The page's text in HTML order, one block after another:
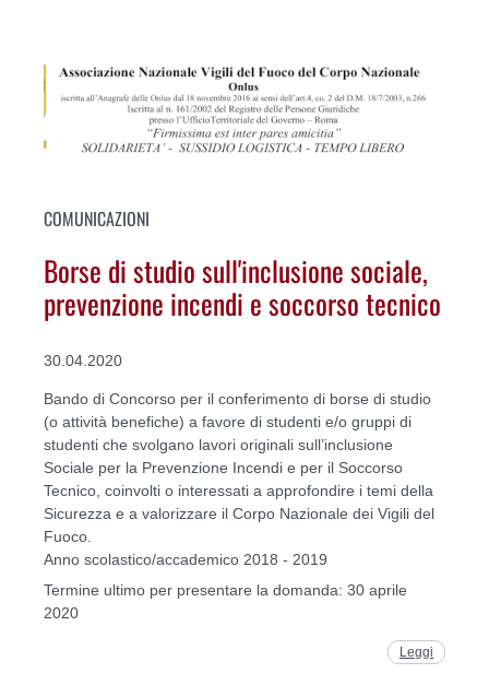
COMUNICAZIONI
Borse di studio sull'inclusione sociale,
prevenzione incendi e soccorso tecnico
30.04.2020
Bando di Concorso per il conferimento di borse di studio
(o attività benefiche) a favore di studenti e/o gruppi di
studenti che svolgano lavori originali sull’inclusione
Sociale per la Prevenzione Incendi e per il Soccorso
Tecnico, coinvolti o interessati a approfondire i temi della
Sicurezza e a valorizzare il Corpo Nazionale dei Vigili del
Fuoco.
Anno scolastico/accademico 2018 - 2019
Termine ultimo per presentare la domanda: 30 aprile
2020
Leggi